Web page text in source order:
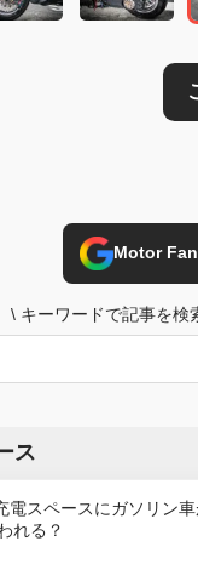
Motor
\ キーワードで記事を検
ス
電スペースにガソリン
れる？